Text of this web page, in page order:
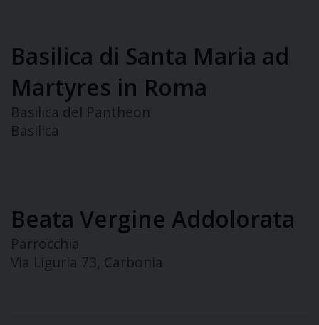
Basilica di Santa Maria ad
Martyres in Roma
Basilica del Pantheon
Basilica
Beata Vergine Addolorata
Parrocchia
Via Liguria 73, Carbonia